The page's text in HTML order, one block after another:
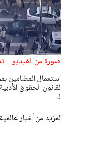
صورة من الفيديو -
لـ
لمزيد من أخبار